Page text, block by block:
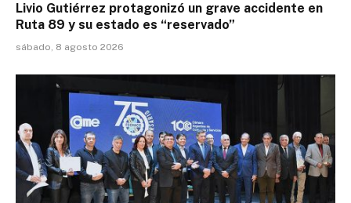
Livio Gutiérrez protagonizó un grave accidente en
Ruta 89 y su estado es “reservado”
sábado, 8 agosto 2026